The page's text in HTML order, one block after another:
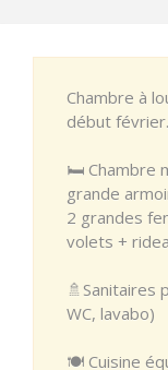
Chambre à
début février.
🛏️ Chambre
grande
2 grandes
volets +
🚿Sanitaires
WC, lavabo)
🍽️ Cuisine